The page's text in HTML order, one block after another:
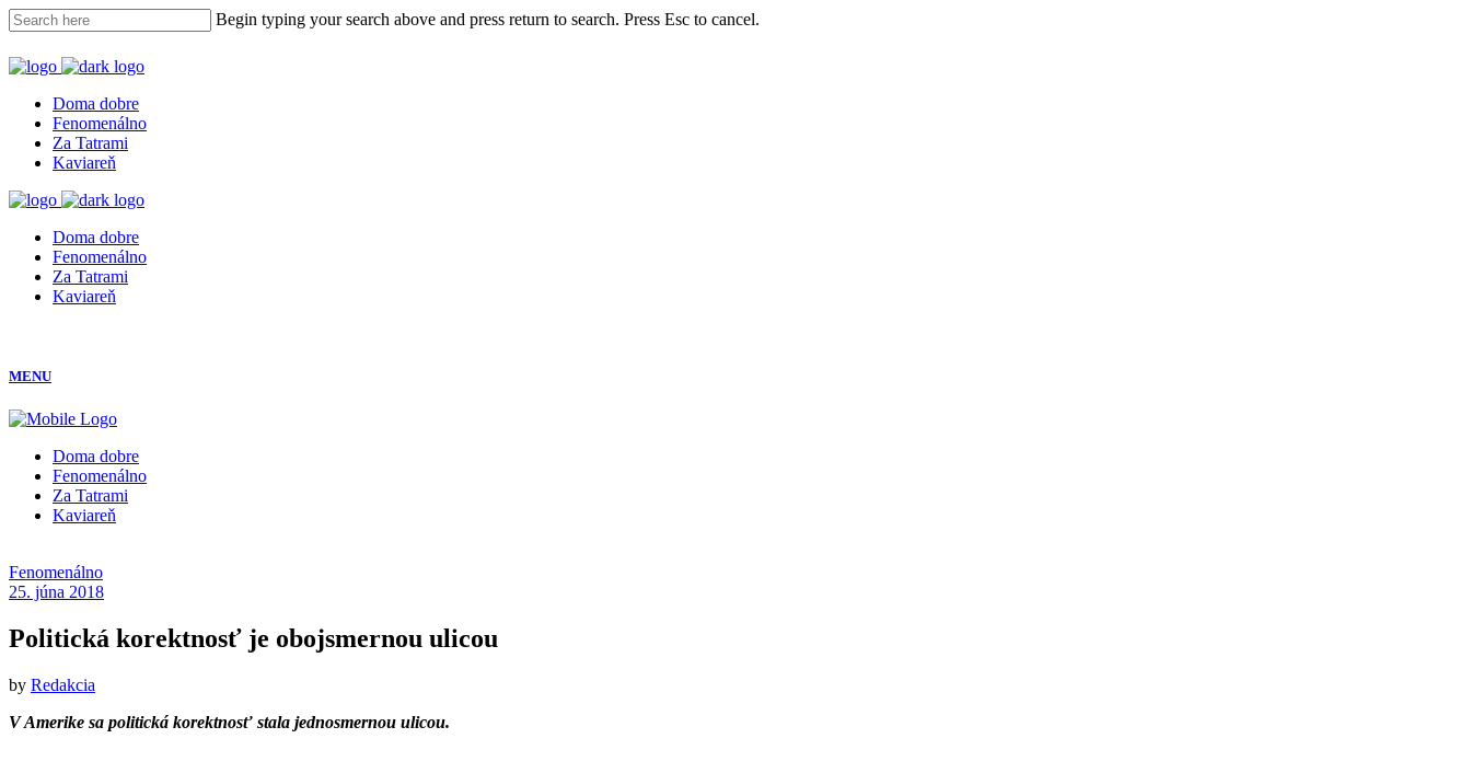
Begin typing your search above and press return to search. Press Esc to cancel.
Doma dobre
Fenomenálno
Za Tatrami
Kaviareň
Doma dobre
Fenomenálno
Za Tatrami
Kaviareň
MENU
Doma dobre
Fenomenálno
Za Tatrami
Kaviareň
Fenomenálno
25. júna 2018
Politická korektnosť je obojsmernou ulicou
by Redakcia
V Amerike sa politická korektnosť stala jednosmernou ulicou.